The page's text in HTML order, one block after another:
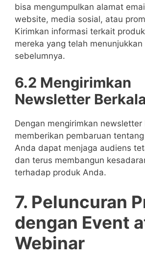
bisa mengumpulkan alamat
website, media sosial, atau
Kirimkan informasi terkait
mereka yang telah
sebelumnya.
6.2 Mengirimkan
Newsletter
Dengan mengirimkan newsletter
memberikan pembaruan
Anda dapat menjaga audiens
dan terus membangun
terhadap produk Anda.
7. Peluncuran
dengan Event
Webinar